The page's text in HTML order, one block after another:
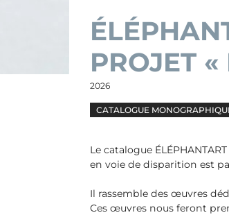
PROJET
2026
CATALOGUE
Le catalogue
en voie de disparition est
Il rassemble des œuvres
Ces œuvres nous feront